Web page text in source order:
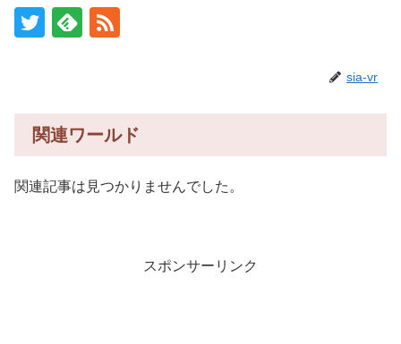
sia-vr
関連ワールド
関連記事は見つかりませんでした。
スポンサーリンク